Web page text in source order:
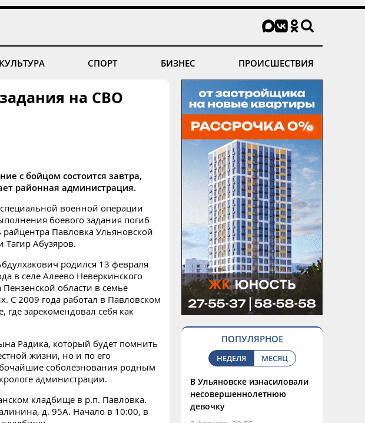
КУЛЬТУРА СПОРТ БИЗНЕС ПРОИСШЕСТВИЯ
на СВО
с бойцом состоится завтра,
районная администрация.
военной операции
боевого задания погиб
райцентра Павловка Ульяновской
Тагир Абузяров.
родился 13 февраля
в селе Алеево Неверкинского
Пензенской области в семье
С 2009 года работал в Павловском
где зарекомендовал себя как
Радика, который будет помнить
жизни, но и по его
соболезнования родным
администрации.
кладбище в р.п. Павловка.
д. 95А. Начало в 10:00, в
ПОПУЛЯРНОЕ
НЕДЕЛЯ МЕСЯЦ
В Ульяновске изнасиловали
несовершеннолетнюю
девочку